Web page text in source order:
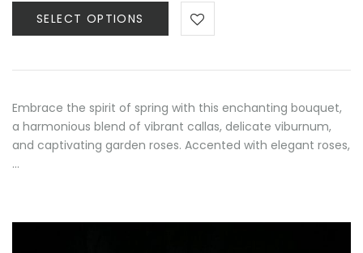
50,00 €
through
SELECT OPTIONS
Embrace the spirit of spring with this enchanting bouquet,
a harmonious blend of vibrant callas, delicate viburnum,
and captivating garden roses. Accented with elegant roses,
…